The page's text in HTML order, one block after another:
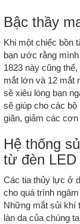
Bậc thầy
Khi một chiếc bồn
bạn ước rằng
1823 này cũng
mắt lớn và 12 mắt
sẽ xiêu lòng bạn
sẽ giúp cho các
giãn, giảm các
Hệ thống
từ đèn LED
Các tia thủy lực ở
cho quá trình
Những mắt sủi khí
làn da của chúng